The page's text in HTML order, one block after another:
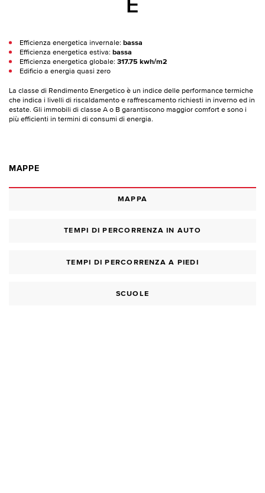
E
Efficienza energetica invernale: bassa
Efficienza energetica estiva: bassa
Efficienza energetica globale: 317.75 kwh/m2
Edificio a energia quasi zero
La classe di Rendimento Energetico è un indice delle performance termiche
che indica i livelli di riscaldamento e raffrescamento richiesti in inverno ed in
estate. Gli immobili di classe A o B garantiscono maggior comfort e sono i
più efficienti in termini di consumi di energia.
MAPPE
MAPPA
TEMPI DI PERCORRENZA IN AUTO
TEMPI DI PERCORRENZA A PIEDI
SCUOLE